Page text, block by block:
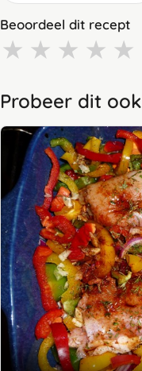
Beoordeel dit recept
★ ★ ★ ★ ★
Probeer dit ook